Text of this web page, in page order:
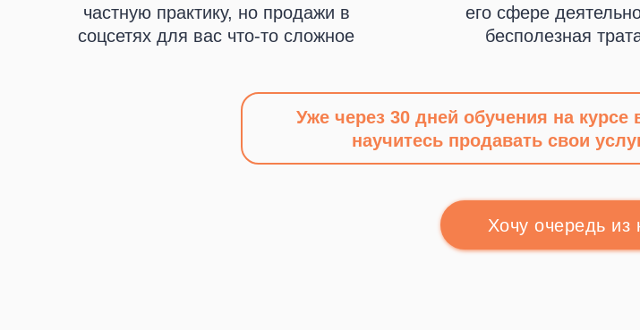
Уже через 30 дней обучения на курсе
научитесь продавать свои
частную практику, но продажи в
соцсетях для вас что-то сложное
его сфере
бесполезная
Хочу очередь из